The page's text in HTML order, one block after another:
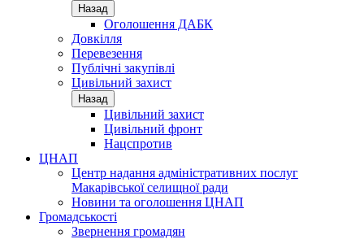
Назад
Оголошення ДАБК
Довкілля
Перевезення
Публічні закупівлі
Цивільний захист
Назад
Цивільний захист
Цивільний фронт
Нацспротив
ЦНАП
Центр надання адміністративних послуг
Макарівської селищної ради
Новини та оголошення ЦНАП
Громадськості
Звернення громадян